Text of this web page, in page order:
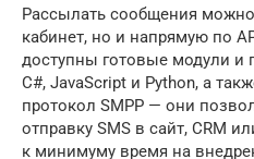
Рассылать сообщения
кабинет, но и напрямую по
доступны готовые модули и
C#, JavaScript и Python, а
протокол SMPP — они
отправку SMS в сайт, CRM
к минимуму время на